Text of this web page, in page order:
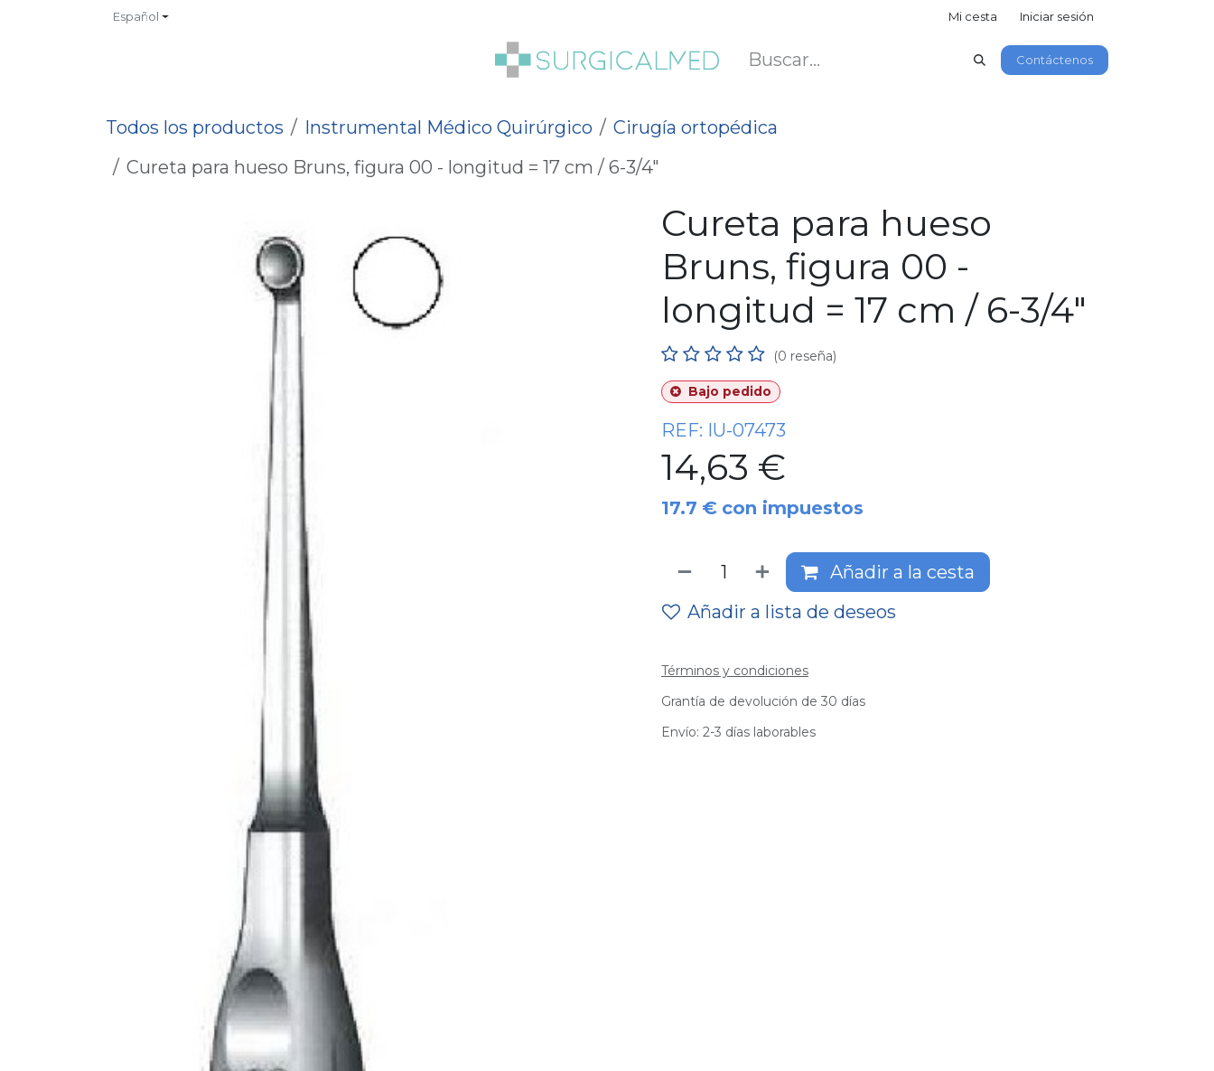
Ir al contenidoEspañol Mi cesta Iniciar sesión
Contáctenos
Todos los productos Instrumental Médico Quirúrgico
Cirugía ortopédica
Cureta para hueso Bruns, figura 00 - longitud = 17 cm / 6-3/4"
Cureta para hueso
Bruns, figura 00 -
longitud = 17 cm / 6-3/4"
(0 reseña)
Bajo pedido
REF: IU-07473
14,63 €
17.7 € con impuestos
Añadir a la cesta
Añadir a lista de deseos
Términos y condiciones
Grantía de devolución de 30 días
Envío: 2-3 días laborables